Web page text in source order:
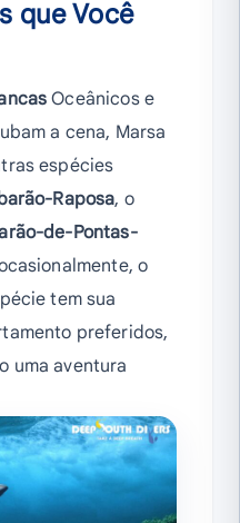
que Você
Oceânicos e
a cena, Marsa
espécies
Raposa, o
de-Pontas-
o
tem sua
preferidos,
uma aventura